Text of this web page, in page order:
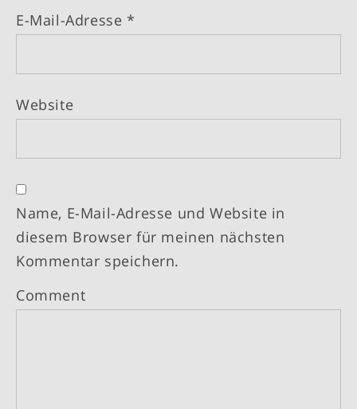
E-Mail-Adresse *
Website
Name, E-Mail-Adresse und Website in
diesem Browser für meinen nächsten
Kommentar speichern.
Comment